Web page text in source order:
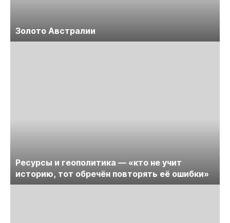
Золото Австралии
Ресурсы и геополитика — «кто не учит
историю, тот обречён повторять её ошибки»